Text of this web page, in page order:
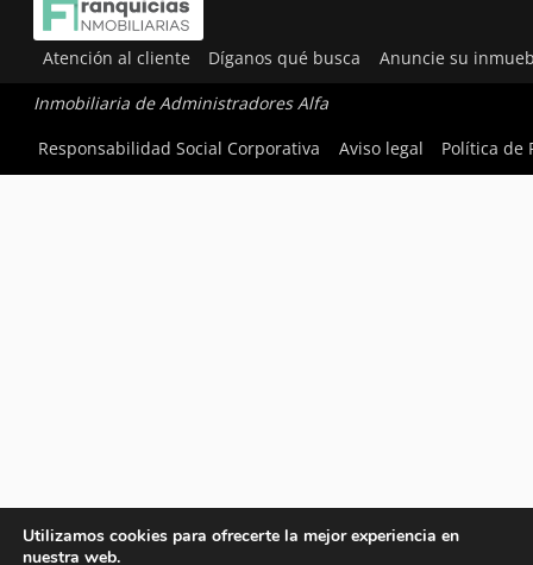
Atención al cliente Díganos qué busca Anuncie su
Inmobiliaria de Administradores Alfa
Responsabilidad Social Corporativa
Aviso legal Política de
Utilizamos cookies para ofrecerte la mejor experiencia en
nuestra web.